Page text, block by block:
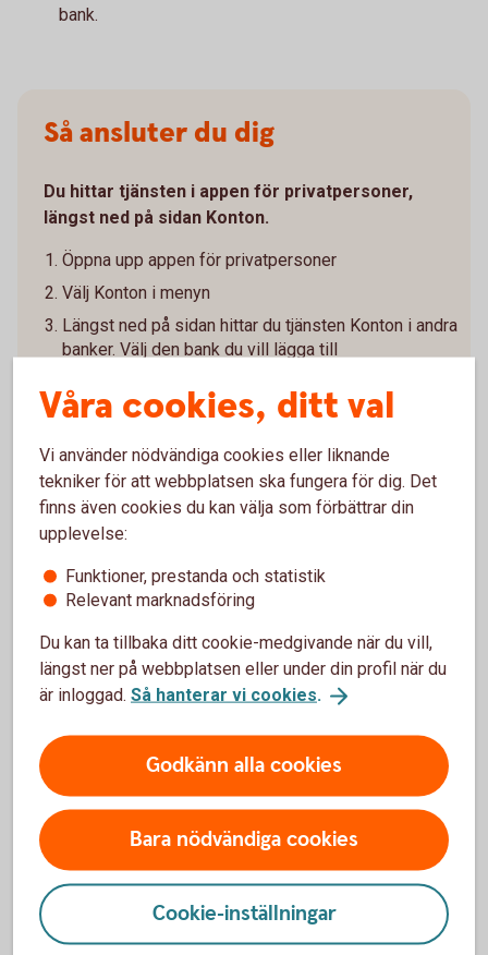
bank.
Så ansluter du dig
Du hittar tjänsten i appen för privatpersoner,
längst ned på sidan Konton.
Öppna upp appen för privatpersoner
Välj Konton i menyn
Längst ned på sidan hittar du tjänsten Konton i andra
banker. Välj den bank du vill lägga till
Legitimera dig hos den andra banken
Vänta medan vi hämtar dina konton och transaktioner
från den andra banken
Välj vilka konton du vill visa
För att hålla informationen uppdaterad behöver du
legitimera dig hos den andra banken var sjätte
månad.
Vilka banker kan du lägga till?
I dagsläget går det att lägga till transaktionskonton
hos dessa banker:
Handelsbanken
SEB
Våra cookies, ditt val
Vi använder nödvändiga cookies eller liknande
tekniker för att webbplatsen ska fungera för dig. Det
finns även cookies du kan välja som förbättrar din
upplevelse:
Funktioner, prestanda och statistik
Relevant marknadsföring
Du kan ta tillbaka ditt cookie-medgivande när du vill,
längst ner på webbplatsen eller under din profil när du
är inloggad. Så hanterar vi cookies.
Godkänn alla cookies
Bara nödvändiga cookies
Cookie-inställningar